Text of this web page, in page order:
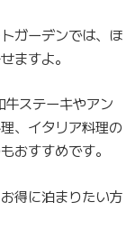
ガーデンでは、ほ
ますよ。
ステーキやアン
、イタリア料理の
おすすめです。
得に泊まりたい方